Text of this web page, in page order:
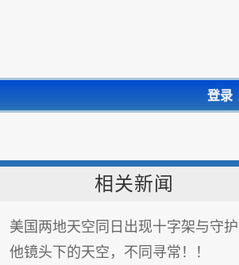
登录
相关新闻
美国两地天空同日出现十字架与守
他镜头下的天空，不同寻常！！